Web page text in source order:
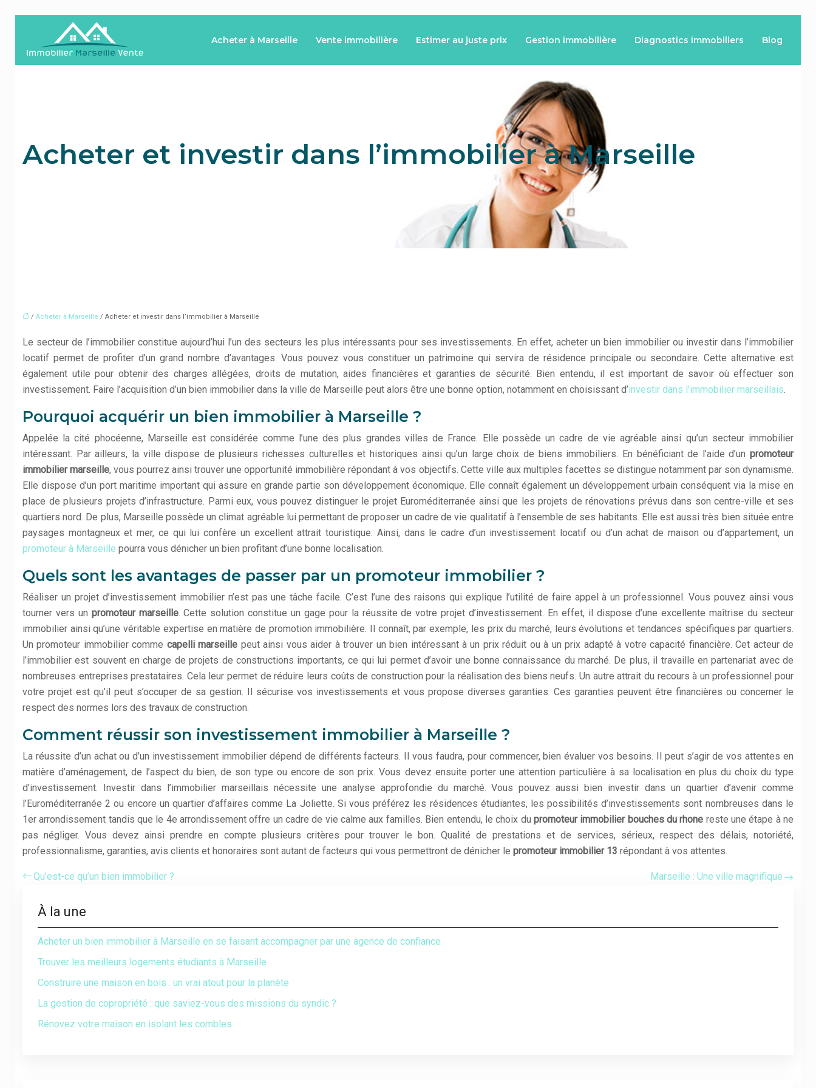
Acheter à Marseille Vente immobilière Estimer au juste prix Gestion immobilière Diagnostics immobiliers Blog
Acheter et investir dans l’immobilier à Marseille
/ Acheter à Marseille / Acheter et investir dans l’immobilier à Marseille
Le secteur de l’immobilier constitue aujourd’hui l’un des secteurs les plus intéressants pour ses investissements. En effet, acheter un bien immobilier ou investir dans l’immobilier
locatif permet de profiter d’un grand nombre d’avantages. Vous pouvez vous constituer un patrimoine qui servira de résidence principale ou secondaire. Cette alternative est
également utile pour obtenir des charges allégées, droits de mutation, aides financières et garanties de sécurité. Bien entendu, il est important de savoir où effectuer son
investissement. Faire l’acquisition d’un bien immobilier dans la ville de Marseille peut alors être une bonne option, notamment en choisissant d’investir dans l’immobilier marseillais.
Pourquoi acquérir un bien immobilier à Marseille ?
Appelée la cité phocéenne, Marseille est considérée comme l’une des plus grandes villes de France. Elle possède un cadre de vie agréable ainsi qu’un secteur immobilier
intéressant. Par ailleurs, la ville dispose de plusieurs richesses culturelles et historiques ainsi qu’un large choix de biens immobiliers. En bénéficiant de l’aide d’un promoteur
immobilier marseille, vous pourrez ainsi trouver une opportunité immobilière répondant à vos objectifs. Cette ville aux multiples facettes se distingue notamment par son dynamisme.
Elle dispose d’un port maritime important qui assure en grande partie son développement économique. Elle connaît également un développement urbain conséquent via la mise en
place de plusieurs projets d’infrastructure. Parmi eux, vous pouvez distinguer le projet Euroméditerranée ainsi que les projets de rénovations prévus dans son centre-ville et ses
quartiers nord. De plus, Marseille possède un climat agréable lui permettant de proposer un cadre de vie qualitatif à l’ensemble de ses habitants. Elle est aussi très bien située entre
paysages montagneux et mer, ce qui lui confère un excellent attrait touristique. Ainsi, dans le cadre d’un investissement locatif ou d’un achat de maison ou d’appartement, un
promoteur à Marseille pourra vous dénicher un bien profitant d’une bonne localisation.
Quels sont les avantages de passer par un promoteur immobilier ?
Réaliser un projet d’investissement immobilier n’est pas une tâche facile. C’est l’une des raisons qui explique l’utilité de faire appel à un professionnel. Vous pouvez ainsi vous
tourner vers un promoteur marseille. Cette solution constitue un gage pour la réussite de votre projet d’investissement. En effet, il dispose d’une excellente maîtrise du secteur
immobilier ainsi qu’une véritable expertise en matière de promotion immobilière. Il connaît, par exemple, les prix du marché, leurs évolutions et tendances spécifiques par quartiers.
Un promoteur immobilier comme capelli marseille peut ainsi vous aider à trouver un bien intéressant à un prix réduit ou à un prix adapté à votre capacité financière. Cet acteur de
l’immobilier est souvent en charge de projets de constructions importants, ce qui lui permet d’avoir une bonne connaissance du marché. De plus, il travaille en partenariat avec de
nombreuses entreprises prestataires. Cela leur permet de réduire leurs coûts de construction pour la réalisation des biens neufs. Un autre attrait du recours à un professionnel pour
votre projet est qu’il peut s’occuper de sa gestion. Il sécurise vos investissements et vous propose diverses garanties. Ces garanties peuvent être financières ou concerner le
respect des normes lors des travaux de construction.
Comment réussir son investissement immobilier à Marseille ?
La réussite d’un achat ou d’un investissement immobilier dépend de différents facteurs. Il vous faudra, pour commencer, bien évaluer vos besoins. Il peut s’agir de vos attentes en
matière d’aménagement, de l’aspect du bien, de son type ou encore de son prix. Vous devez ensuite porter une attention particulière à sa localisation en plus du choix du type
d’investissement. Investir dans l’immobilier marseillais nécessite une analyse approfondie du marché. Vous pouvez aussi bien investir dans un quartier d’avenir comme
l’Euroméditerranée 2 ou encore un quartier d’affaires comme La Joliette. Si vous préférez les résidences étudiantes, les possibilités d’investissements sont nombreuses dans le
1er arrondissement tandis que le 4e arrondissement offre un cadre de vie calme aux familles. Bien entendu, le choix du promoteur immobilier bouches du rhone reste une étape à ne
pas négliger. Vous devez ainsi prendre en compte plusieurs critères pour trouver le bon. Qualité de prestations et de services, sérieux, respect des délais, notoriété,
professionnalisme, garanties, avis clients et honoraires sont autant de facteurs qui vous permettront de dénicher le promoteur immobilier 13 répondant à vos attentes.
Qu’est-ce qu’un bien immobilier ? Marseille : Une ville magnifique
À la une
Acheter un bien immobilier à Marseille en se faisant accompagner par une agence de confiance
Trouver les meilleurs logements étudiants à Marseille
Construire une maison en bois : un vrai atout pour la planète
La gestion de copropriété : que saviez-vous des missions du syndic ?
Rénovez votre maison en isolant les combles